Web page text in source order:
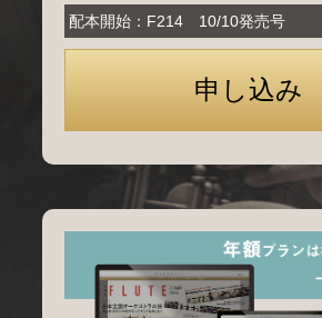
配本開始：F214 10/10発売号